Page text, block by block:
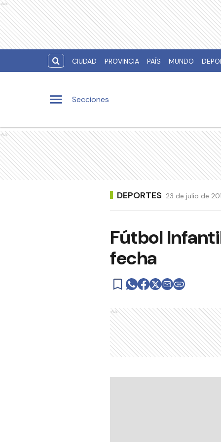
Ads
CIUDAD PROVINCIA PAÍS MUNDO
Secciones
Ads
DEPORTES 23 de julio de
Fútbol
fecha
Ads